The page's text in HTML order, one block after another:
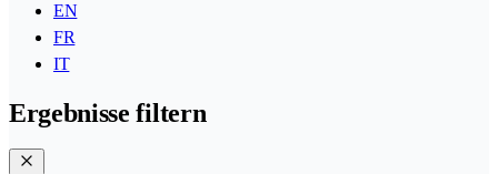
EN
FR
IT
Ergebnisse filtern